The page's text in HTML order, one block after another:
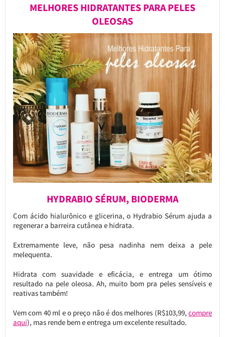
MELHORES HIDRATANTES PARA PELES
OLEOSAS
HYDRABIO SÉRUM, BIODERMA
Com ácido hialurônico e glicerina, o Hydrabio Sérum ajuda a
regenerar a barreira cutânea e hidrata.
Extremamente leve, não pesa nadinha nem deixa a pele
melequenta.
Hidrata com suavidade e eficácia, e entrega um ótimo
resultado na pele oleosa. Ah, muito bom pra peles sensíveis e
reativas também!
Vem com 40 ml e o preço não é dos melhores (R$103,99,compre
aqui), mas rende bem e entrega um excelente resultado.